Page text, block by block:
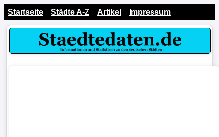
Startseite Städte A-Z Artikel Impressum